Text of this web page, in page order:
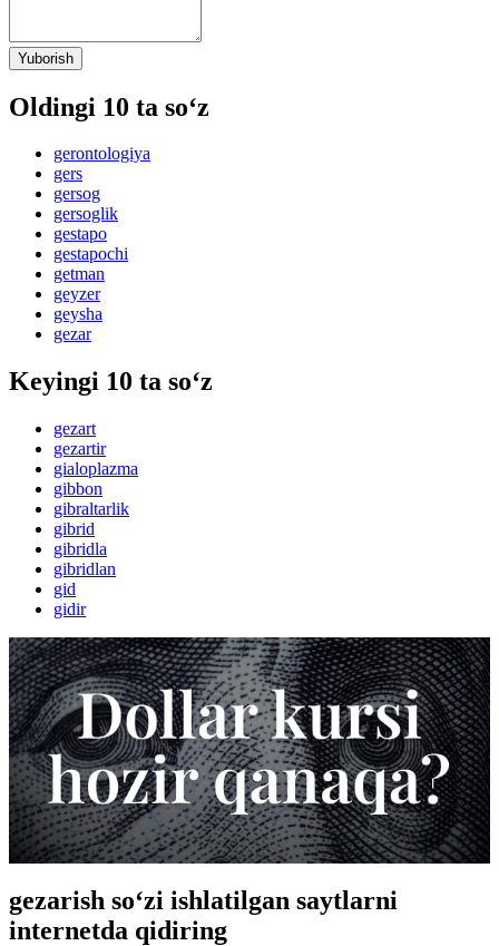
Yuborish
Oldingi 10 ta so‘z
gerontologiya
gers
gersog
gersoglik
gestapo
gestapochi
getman
geyzer
geysha
gezar
Keyingi 10 ta so‘z
gezart
gezartir
gialoplazma
gibbon
gibraltarlik
gibrid
gibridla
gibridlan
gid
gidir
gezarish so‘zi ishlatilgan saytlarni
internetda qidiring